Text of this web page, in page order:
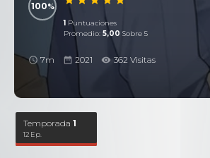
100
1 Puntuaciones
Promedio: 5,00 Sobre 5
7m 2021 362 Visitas
Temporada1
12 Ep.